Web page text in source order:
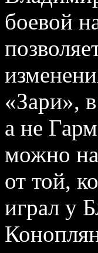
боевой
«Зари»,
а не
можно
от той,
играл у